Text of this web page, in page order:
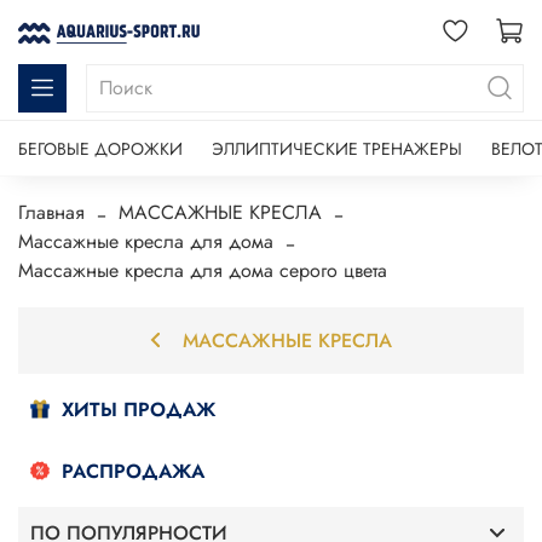
БЕГОВЫЕ ДОРОЖКИ ЭЛЛИПТИЧЕСКИЕ ТРЕНАЖЕРЫ
Главная
МАССАЖНЫЕ КРЕСЛА
Массажные кресла для дома
Массажные кресла для дома серого цвета
МАССАЖНЫЕ КРЕСЛА
ХИТЫ ПРОДАЖ
РАСПРОДАЖА
ПО ПОПУЛЯРНОСТИ